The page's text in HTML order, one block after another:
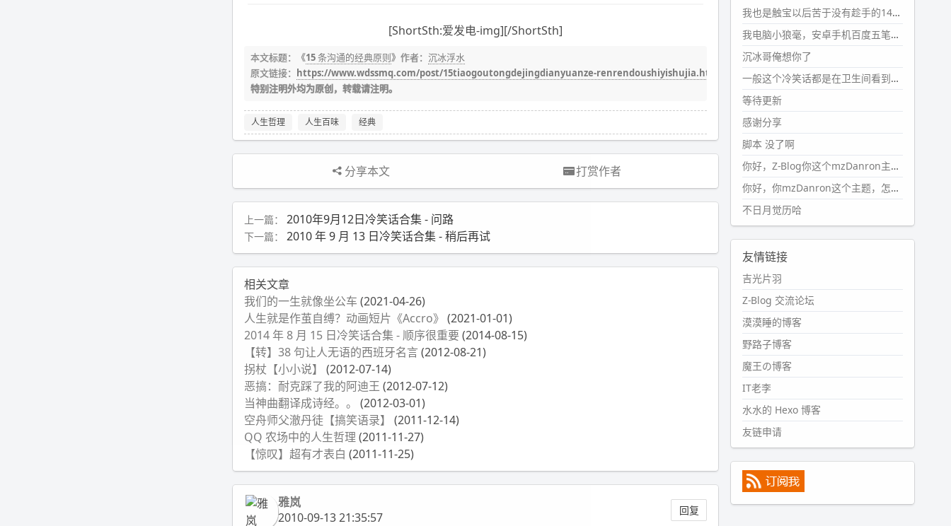
[ShortSth:爱发电-img][/ShortSth]
本文标题：《15 条沟通的经典原则》作者： 沉冰浮水
原文链接： https://www.wdssmq.com/post/15tiaogoutongdejingdianyuanze-renrendoushiyishujia.html
特别注明外均为原创，转载请注明。
人生哲理 人生百味 经典
分享本文 打赏作者
上一篇： 2010年9月12日冷笑话合集 - 问路
下一篇： 2010 年 9 月 13 日冷笑话合集 - 稍后再试
相关文章
我们的一生就像坐公车 (2021-04-26)
人生就是作茧自缚？动画短片《Accro》 (2021-01-01)
2014 年 8 月 15 日冷笑话合集 - 顺序很重要 (2014-08-15)
【转】38 句让人无语的西班牙名言(2012-08-21)
拐杖【小小说】
(2012-07-14)
恶搞：耐克踩了我的阿迪王 (2012-07-12)
当神曲翻译成诗经。。
(2012-03-01)
空舟师父澈丹徒【搞笑语录】
(2011-12-14)
QQ 农场中的人生哲理 (2011-11-27)
【惊叹】超有才表白 (2011-11-25)
雅岚
2010-09-13 21:35:57
回复
wdssmq
2024-10-08 10:12:25
#PubWord搬家也告一段落，虽
然搬过来的东西还得归置，新衣柜
虽说已经散俩月味儿了，但还是不
想放衣服进去。
wdssmq
2024-09-23 21:00:49
#PubWord
一次？？碎雨集_沉冰浮水_第1页
https://www.wdssmq.com/ta
g/%E7%A2%8E%E9%9B%A8%E
9%9B%86/
wdssmq
2024-09-23 20:58:40
话，2024 年目前只发了 13 条
嘟？？？？
wdssmq
2024-09-15 10:32:07
#PubWordVSCode 内 git 操作卡
住的时候没办法主动取消一直是个
痛点，一般都是推送或拉取，今天
连提交都卡了。。
wdssmq
#PubWord又一个夏天过去了，
所以今年也没买防水鞋套；然后天
凉了，为了应对踢被子买了睡袋，
不知道 1.2 米会不会略窄。。
我也是触宝以后苦于没有趁手的14键五笔键盘久矣上面那位兄台用的百度双键点划布局我也用过很久，那个皮肤做得很粗糙，个别键位的触发区域是错位的，快速打字时很容易出错，修改它的皮肤文件校正后勉强能用，但早年出的皮肤分辨率太低，实在谈不上美观。百度小米定制版的商店里有一个"小黑板"皮肤还不错(百度官方输入法商店里没有)，但那个风格我不喜欢这两天找到了一个叫"森林集"的公众号，开发了海量的皮肤，很多都有14键版本，付费但很便宜，几块钱，终于有自己满意的输入法了搜了一下，这个工作室还是百度的官方合作伙伴，不知道为什么14键作品都不在官方商店上架，难道是百度官方在刻意放弃14键？
我电脑小狼毫，安卓手机百度五笔，皮肤用的双键点划，挺好的。
沉冰哥俺想你了
一般这个冷笑话都是在卫生间看到的多
等待更新
感谢分享
脚本 没了啊
你好，Z-Blog你这个mzDanron主题，怎么去除文章标题图像和文章摘要，仅显示标题，感谢回复！
你好，你mzDanron这个主题，怎么去除文章标题的图像和文章摘要！仅显示标题，感谢回复解决！
不日月觉历哈
友情链接
吉光片羽
Z-Blog 交流论坛
漠漠睡的博客
野路子博客
魔王の博客
IT老李
水水的 Hexo 博客
友链申请